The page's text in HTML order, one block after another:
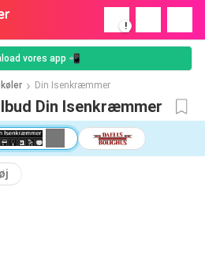
!
vores app 📲
Din Isenkræmmer
Din Isenkræmmer